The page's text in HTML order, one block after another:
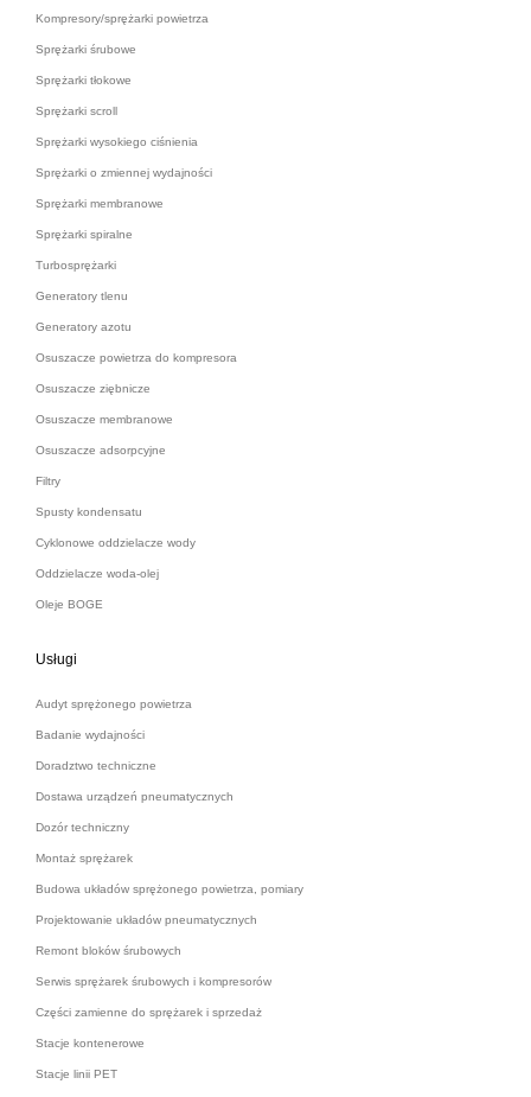
Kompresory/sprężarki powietrza
Sprężarki śrubowe
Sprężarki tłokowe
Sprężarki scroll
Sprężarki wysokiego ciśnienia
Sprężarki o zmiennej wydajności
Sprężarki membranowe
Sprężarki spiralne
Turbosprężarki
Generatory tlenu
Generatory azotu
Osuszacze powietrza do kompresora
Osuszacze ziębnicze
Osuszacze membranowe
Osuszacze adsorpcyjne
Filtry
Spusty kondensatu
Cyklonowe oddzielacze wody
Oddzielacze woda-olej
Oleje BOGE
Usługi
Audyt sprężonego powietrza
Badanie wydajności
Doradztwo techniczne
Dostawa urządzeń pneumatycznych
Dozór techniczny
Montaż sprężarek
Budowa układów sprężonego powietrza, pomiary
Projektowanie układów pneumatycznych
Remont bloków śrubowych
Serwis sprężarek śrubowych i kompresorów
Części zamienne do sprężarek i sprzedaż
Stacje kontenerowe
Stacje linii PET